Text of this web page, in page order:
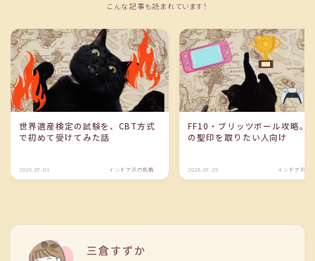
こんな記事も読まれています！
世界遺産検定の試験を、CBT方式
で初めて受けてみた話
2026.07.01 インドア派の挑戦
FF10・ブリッツボール攻略。
の聖印を取りたい人向け
2026.07.29 インドア派の
三倉すずか